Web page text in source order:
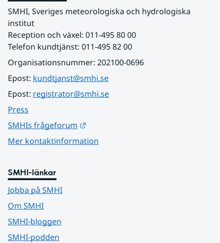
SMHI, Sveriges meteorologiska och hydrologiska
institut
Reception och växel: 011-495 80 00
Telefon kundtjänst: 011-495 82 00
Organisationsnummer: 202100-0696
Epost: kundtjanst@smhi.se
Epost: registrator@smhi.se
Press
SMHIs frågeforum
Mer kontaktinformation
SMHI-länkar
Jobba på SMHI
Om SMHI
SMHI-bloggen
SMHI-podden